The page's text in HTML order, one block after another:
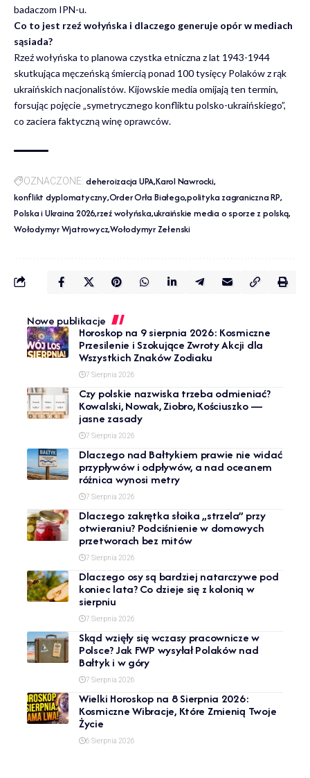
badaczom IPN-u.
Co to jest rzeź wołyńska i dlaczego generuje opór w mediach
sąsiada?
Rzeź wołyńska to planowa czystka etniczna z lat 1943-1944
skutkująca męczeńską śmiercią ponad 100 tysięcy Polaków z rąk
ukraińskich nacjonalistów. Kijowskie media omijają ten termin,
forsując pojęcie „symetrycznego konfliktu polsko-ukraińskiego”,
co zaciera faktyczną winę oprawców.
OZNACZONE: deheroizacja UPAKarol Nawrocki
konflikt dyplomatycznyOrder Orła Białegopolityka zagraniczna RP
Polska i Ukraina 2026rzeź wołyńska ukraińskie media o sporze z polską
Wołodymyr WjatrowyczWołodymyr Zełenski
Nowe publikacje
Horoskop na 9 sierpnia 2026: Kosmiczne
Przesilenie i Szokujące Zwroty Akcji dla
Wszystkich Znaków Zodiaku
7 Sierpnia 2026
Czy polskie nazwiska trzeba odmieniać?
Kowalski, Nowak, Ziobro, Kościuszko —
jasne zasady
7 Sierpnia 2026
Dlaczego nad Bałtykiem prawie nie widać
przypływów i odpływów, a nad oceanem
różnica wynosi metry
7 Sierpnia 2026
Dlaczego zakrętka słoika „strzela” przy
otwieraniu? Podciśnienie w domowych
przetworach bez mitów
7 Sierpnia 2026
Dlaczego osy są bardziej natarczywe pod
koniec lata? Co dzieje się z kolonią w
sierpniu
7 Sierpnia 2026
Skąd wzięły się wczasy pracownicze w
Polsce? Jak FWP wysyłał Polaków nad
Bałtyk i w góry
7 Sierpnia 2026
Wielki Horoskop na 8 Sierpnia 2026:
Kosmiczne Wibracje, Które Zmienią Twoje
Życie
6 Sierpnia 2026